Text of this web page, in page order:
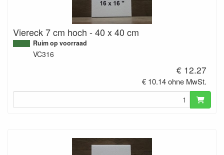
Viereck 7 cm hoch - 40 x 40 cm
Ruim op voorraad
VC316
€ 12.27
€ 10.14 ohne MwSt.